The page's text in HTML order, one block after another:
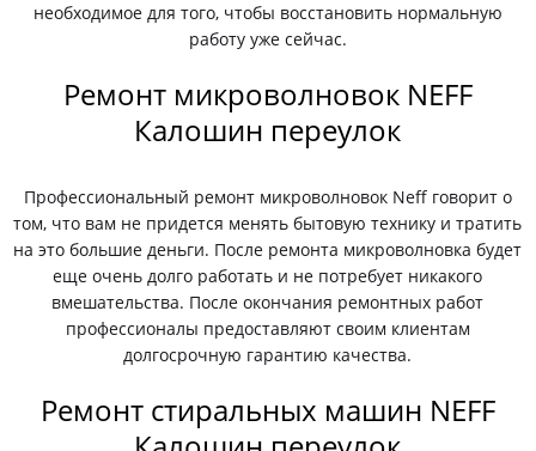
необходимое для того, чтобы восстановить нормальную
работу уже сейчас.
Ремонт микроволновок NEFF
Калошин переулок
Профессиональный ремонт микроволновок Neff говорит о
том, что вам не придется менять бытовую технику и тратить
на это большие деньги. После ремонта микроволновка будет
еще очень долго работать и не потребует никакого
вмешательства. После окончания ремонтных работ
профессионалы предоставляют своим клиентам
долгосрочную гарантию качества.
Ремонт стиральных машин NEFF